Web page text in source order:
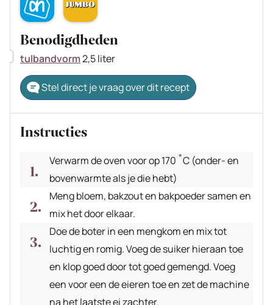
Benodigdheden
▢
tulbandvorm2,5 liter
Stel direct je vraag over dit recept
Instructies
Verwarm de oven voor op 170 ˚C (onder- en
bovenwarmte als je die hebt)
Meng bloem, bakzout en bakpoeder samen en
mix het door elkaar.
Doe de boter in een mengkom en mix tot
luchtig en romig. Voeg de suiker hieraan toe
en klop goed door tot goed gemengd. Voeg
een voor een de eieren toe en zet de machine
na het laatste ei zachter.